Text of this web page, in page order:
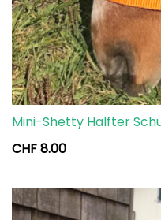
Mini-Shetty Halfter
CHF8.00